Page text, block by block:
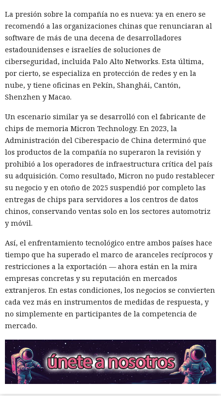
La presión sobre la compañía no es nueva: ya en enero se
recomendó a las organizaciones chinas que renunciaran al
software de más de una decena de desarrolladores
estadounidenses e israelíes de soluciones de
ciberseguridad, incluida Palo Alto Networks. Esta última,
por cierto, se especializa en protección de redes y en la
nube, y tiene oficinas en Pekín, Shanghái, Cantón,
Shenzhen y Macao.
Un escenario similar ya se desarrolló con el fabricante de
chips de memoria Micron Technology. En 2023, la
Administración del Ciberespacio de China determinó que
los productos de la compañía no superaron la revisión y
prohibió a los operadores de infraestructura crítica del país
su adquisición. Como resultado, Micron no pudo restablecer
su negocio y en otoño de 2025 suspendió por completo las
entregas de chips para servidores a los centros de datos
chinos, conservando ventas solo en los sectores automotriz
y móvil.
Así, el enfrentamiento tecnológico entre ambos países hace
tiempo que ha superado el marco de aranceles recíprocos y
restricciones a la exportación — ahora están en la mira
empresas concretas y su reputación en mercados
extranjeros. En estas condiciones, los negocios se convierten
cada vez más en instrumentos de medidas de respuesta, y
no simplemente en participantes de la competencia de
mercado.